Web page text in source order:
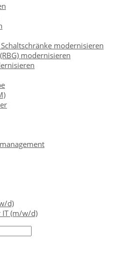
modernisieren
modernisieren
d)
IT (m/w/d)